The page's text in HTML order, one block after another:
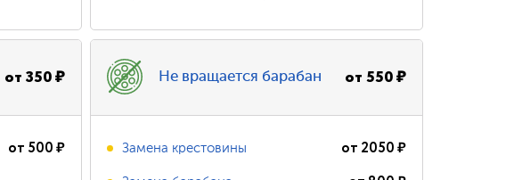
от350₽
от 500₽
Не вращается барабан от550₽
Замена крестовины от 2050₽